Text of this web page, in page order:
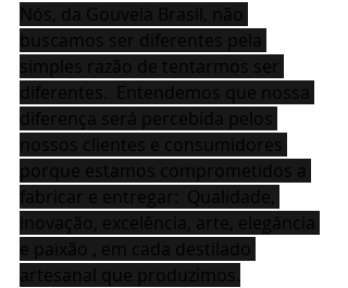
Nós, da Gouveia Brasil, não
buscamos ser diferentes pela
simples razão de tentarmos ser
diferentes.  Entendemos que nossa
diferença será percebida pelos
nossos clientes e consumidores
porque estamos comprometidos a
fabricar e entregar:  Qualidade,
inovação, excelência, arte, elegância
e paixão , em cada destilado
artesanal que produzimos.